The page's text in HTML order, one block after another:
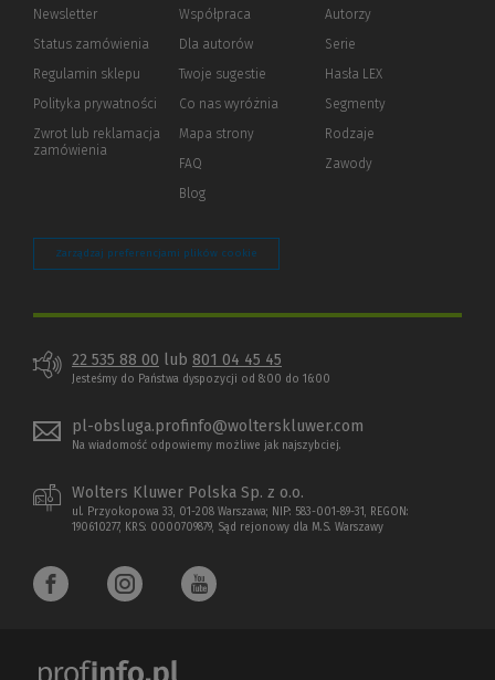
Newsletter
Status zamówienia
Regulamin sklepu
Polityka prywatności (Nowe
(Link
innej
Zwrot lub reklamacja
zamówienia
Współpraca
Dla autorów(Nowe
(Link
innej
strony)
Twoje sugestie
Co nas wyróżnia
Mapa strony
FAQ
Blog
Autorzy
Serie
Hasła LEX
Segmenty
Rodzaje
Zawody
Zarządzaj preferencjami plików cookie
22 535 88 00 lub 801 04 45 45
Jesteśmy do Państwa dyspozycji od 8:00 do 16:00
pl-obsluga.profinfo@wolterskluwer.com
Na wiadomość odpowiemy możliwe jak najszybciej.
Wolters Kluwer Polska Sp. z o.o.
ul. Przyokopowa 33, 01-208 Warszawa; NIP: 583-001-89-31, REGON:
190610277, KRS: 0000709879, Sąd rejonowy dla M.S. Warszawy